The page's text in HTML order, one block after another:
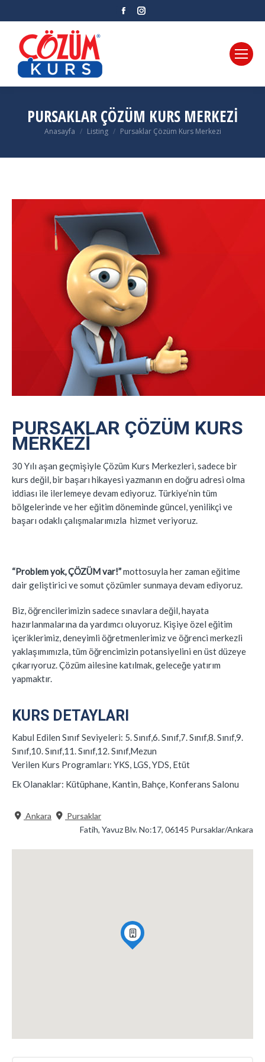
Facebook
PURSAKLAR ÇÖZÜM KURS MERKEZI
You are here:
Anasayfa Listing Pursaklar Çözüm Kurs Merkezi
PURSAKLAR ÇÖZÜM KURS
MERKEZI
30 Yılı aşan geçmişiyle Çözüm Kurs Merkezleri, sadece bir
kurs değil, bir başarı hikayesi yazmanın en doğru adresi olma
iddiası ile ilerlemeye devam ediyoruz. Türkiye’nin tüm
bölgelerinde ve her eğitim döneminde güncel, yenilikçi ve
başarı odaklı çalışmalarımızla hizmet veriyoruz.
“Problem yok, ÇÖZÜM var!”mottosuyla her zaman eğitime
dair geliştirici ve somut çözümler sunmaya devam ediyoruz.
Biz, öğrencilerimizin sadece sınavlara değil, hayata
hazırlanmalarına da yardımcı oluyoruz. Kişiye özel eğitim
içeriklerimiz, deneyimli öğretmenlerimiz ve öğrenci merkezli
yaklaşımımızla, tüm öğrencimizin potansiyelini en üst düzeye
çıkarıyoruz. Çözüm ailesine katılmak, geleceğe yatırım
yapmaktır.
KURS DETAYLARI
Kabul Edilen Sınıf Seviyeleri: 5. Sınıf,6. Sınıf,7. Sınıf,8. Sınıf,9.
Sınıf,10. Sınıf,11. Sınıf,12. Sınıf,Mezun
Verilen Kurs Programları: YKS, LGS, YDS, Etüt
Ek Olanaklar: Kütüphane, Kantin, Bahçe, Konferans Salonu
Ankara
Pursaklar
Fatih, Yavuz Blv. No:17, 06145 Pursaklar/Ankara